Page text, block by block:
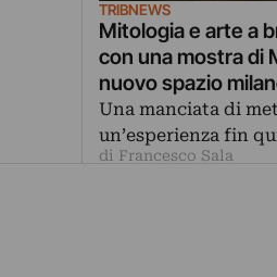
TRIBNEWS
Mitologia e arte a
con una mostra di
nuovo spazio
dove indagare le
matrice culturale
Una manciata di
un’esperienza fin
di Francesco Sala